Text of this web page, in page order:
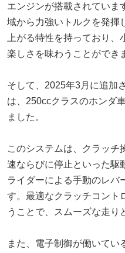
エンジンが搭載されていま
域から力強いトルクを発揮
上がる特性を持っており
楽しさを味わうことができ
そして、2025年3月に追加
は、250ccクラスのホンダ
ました。
このシステムは、クラッチ
速ならびに停止といった駆
ライダーによる手動のレバ
す。最適なクラッチコント
うことで、スムーズな走り
また、電子制御が働いてい